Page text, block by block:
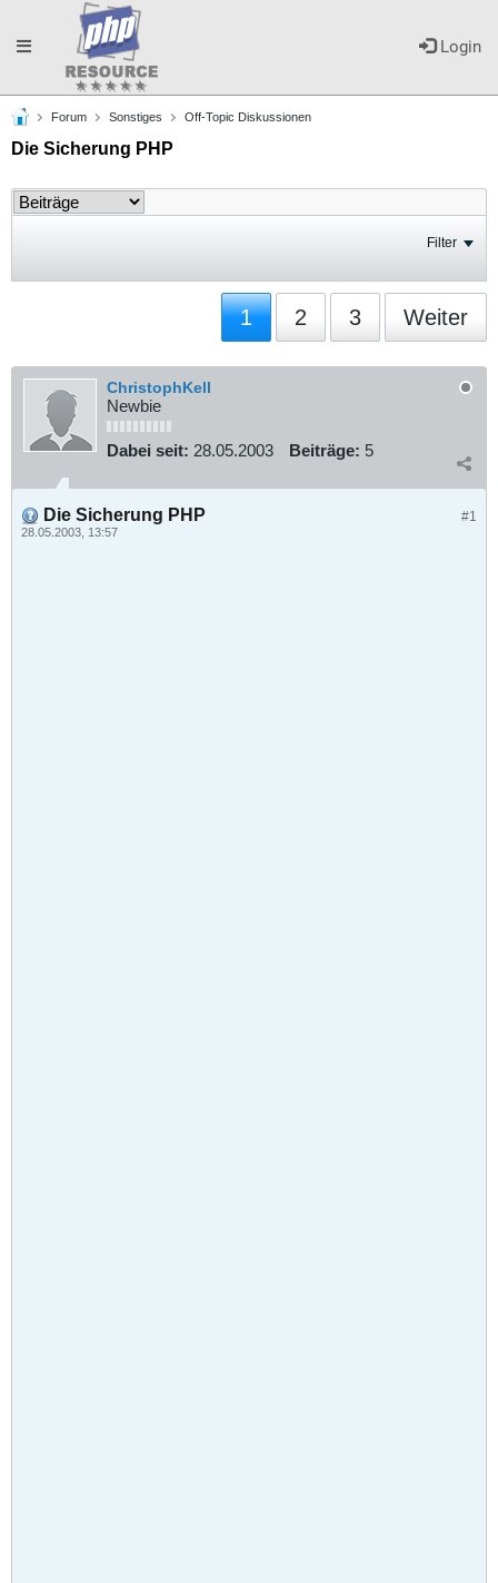
Login
Toggle
navigation
Forum Sonstiges Off-Topic Diskussionen
Die Sicherung PHP
Filter
1 2 3 Weiter
ChristophKell
Newbie
Dabei seit: 28.05.2003 Beiträge: 5
#1
Die Sicherung PHP
28.05.2003, 13:57